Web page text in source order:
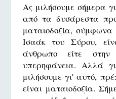
Ας μιλήσουμε σήμερα
από τα δυσάρεστα
ματαιοδοξία,
Ισαάκ του Σύρου,
άνθρωπο είτε
υπερηφάνεια. Αλλά
μιλήσουμε γι' αυτό,
είναι ματαιοδοξία.